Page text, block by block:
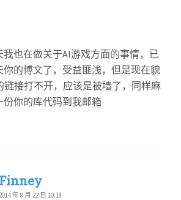
也在做关于AI游戏方面的事情，已
的博文了，受益匪浅，但是现在貌
链接打不开，应该是被墙了，同样麻
份你的库代码到我邮箱
Finney
年 8 月 22 日 10:18